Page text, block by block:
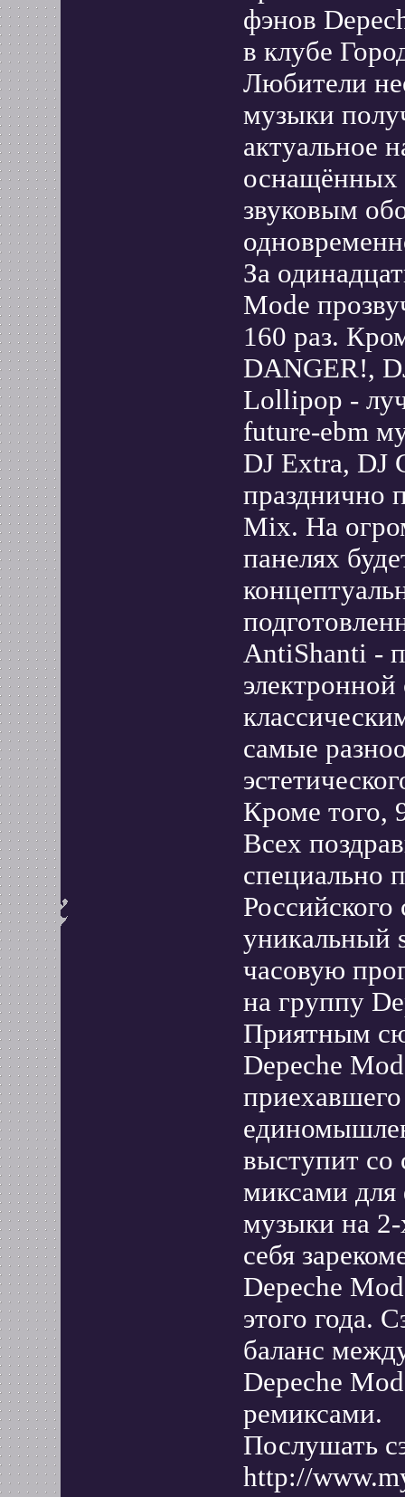
фэнов
в клубе
Любители
музыки
актуальное
оснащённых
звуковым
За
Mode
160 раз.
DANGER!,
Lollipop -
future-ebm
DJ Extra, DJ
празднично
Mix. На
панелях
AntiShanti -
самые
Кроме того,
Всех
специально
уникальный
часовую
на группу
Приятным
Depeche
выступит со
миксами для
музыки на 2-
себя
Depeche
этого года.
баланс
Depeche
ремиксами.
Послушать
http://